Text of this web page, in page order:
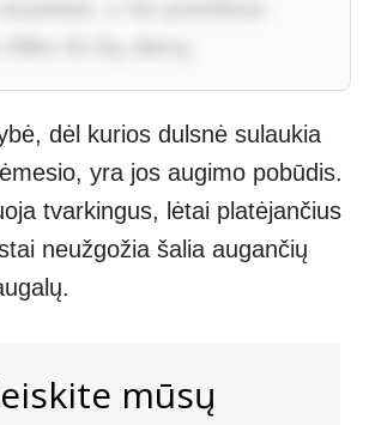
dėl kurios dulsnė sulaukia
yra jos augimo pobūdis.
tvarkingus, lėtai platėjančius
neužgožia šalia augančių
mūsų